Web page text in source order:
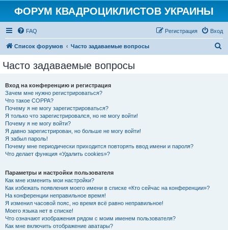
ФОРУМ КВАДРОЦИКЛИСТОВ УКРАИНЫ
FAQ Вход
Регистрация
Список форумов Часто задаваемые вопросы
Часто задаваемые вопросы
Вход на конференцию и регистрация
Зачем мне нужно регистрироваться?
Что такое COPPA?
Почему я не могу зарегистрироваться?
Я только что зарегистрировался, но не могу войти!
Почему я не могу войти?
Я давно зарегистрирован, но больше не могу войти!
Я забыл пароль!
Почему мне периодически приходится повторять ввод имени и пароля?
Что делает функция «Удалить cookies»?
Параметры и настройки пользователя
Как мне изменить мои настройки?
Как избежать появления моего имени в списке «Кто сейчас на конференции»?
На конференции неправильное время!
Я изменил часовой пояс, но время всё равно неправильное!
Моего языка нет в списке!
Что означают изображения рядом с моим именем пользователя?
Как мне включить отображение аватары?